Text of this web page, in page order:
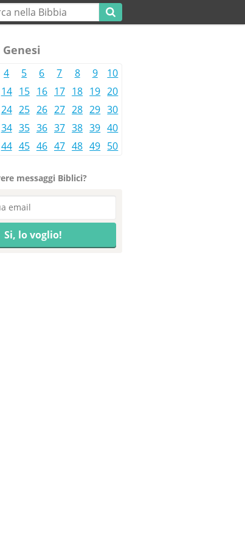
4 5 6 7 8 9
10
14 15 16 17 18 19 20
24 25 26 27 28 29 30
34 35 36 37 38 39 40
44 45 46 47 48 49 50
messaggi Biblici?